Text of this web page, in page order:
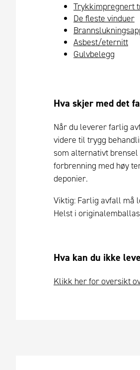
Trykkimpregnert
De fleste vinduer
Asbest/eternitt
Gulvbelegg
Hva skjer med det
Når du leverer farlig
videre til trygg
som alternativt
forbrenning med høy
deponier.
Viktig: Farlig avfall må
Helst i
Hva kan du ikke
Klikk her for oversikt